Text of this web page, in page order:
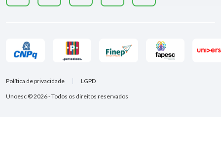
Unoesc © 2026 - Todos os direitos reservados
Política de privacidade LGPD